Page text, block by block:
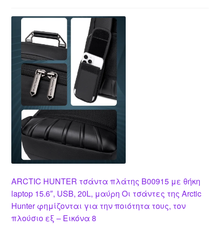
ARCTIC HUNTER τσάντα πλάτης B00915 με θήκη
laptop 15.6″, USB, 20L, μαύρη Οι τσάντες της Arctic
Hunter φημίζονται για την ποιότητα τους, τον
πλούσιο εξ – Εικόνα 8